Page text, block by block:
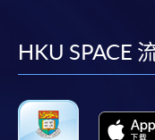
HKU SPACE